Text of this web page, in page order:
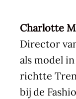
Charlotte
Director
als model
richtte
bij de